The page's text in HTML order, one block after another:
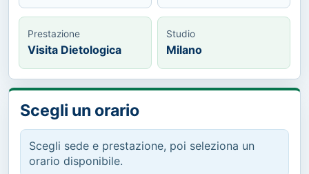
Prestazione
Visita Dietologica
Studio
Milano
Scegli un orario
Scegli sede e prestazione, poi seleziona un
orario disponibile.